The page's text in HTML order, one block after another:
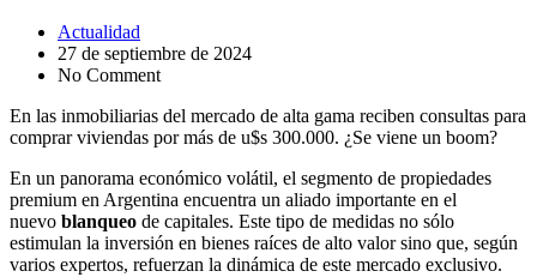
Actualidad
27 de septiembre de 2024
No Comment
En las inmobiliarias del mercado de alta gama reciben consultas para
comprar viviendas por más de u$s 300.000. ¿Se viene un boom?
En un panorama económico volátil, el segmento de propiedades
premium en Argentina encuentra un aliado importante en el
nuevo blanqueo de capitales. Este tipo de medidas no sólo
estimulan la inversión en bienes raíces de alto valor sino que, según
varios expertos, refuerzan la dinámica de este mercado exclusivo.